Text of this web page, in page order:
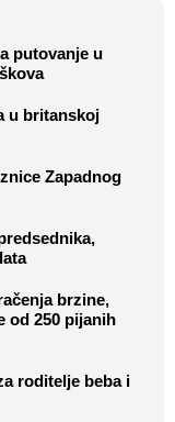
putovanje u
u britanskoj
Zapadnog
brzine,
od 250 pijanih
roditelje beba i